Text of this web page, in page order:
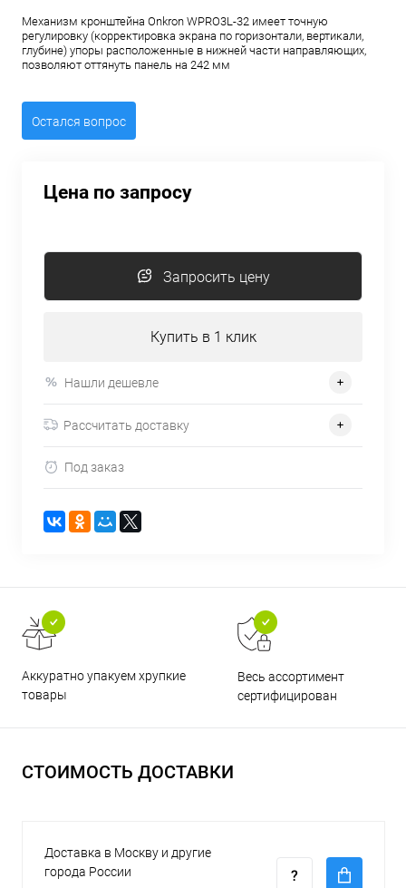
Механизм кронштейна Onkron WPRO3L-32 имеет точную
регулировку (корректировка экрана по горизонтали, вертикали,
глубине) упоры расположенные в нижней части направляющих,
позволяют оттянуть панель на 242 мм
Остался вопрос
Цена по запросу
Запросить цену
Купить в 1 клик
Нашли дешевле
Рассчитать доставку
Под заказ
Аккуратно упакуем хрупкие
товары
Весь ассортимент
сертифицирован
СТОИМОСТЬ ДОСТАВКИ
Доставка в Москву и другие
города России